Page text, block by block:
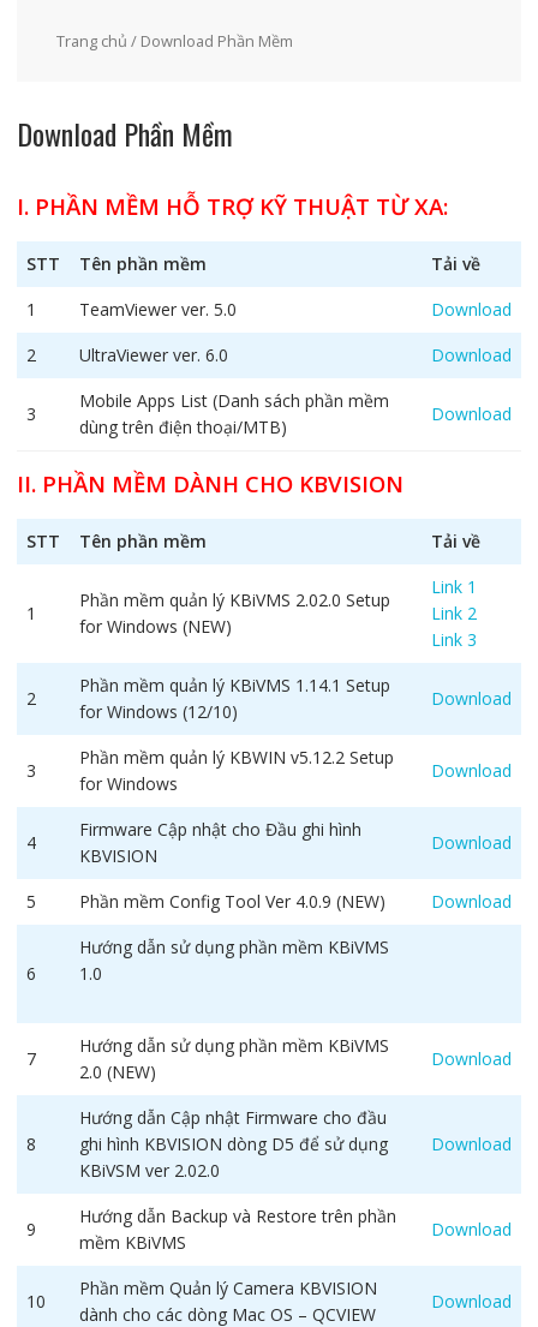
Trang chủ / Download Phần Mềm
Download Phần Mềm
I. PHẦN MỀM HỖ TRỢ KỸ THUẬT TỪ XA:
STT Tên phần mềm
Tải về
1
TeamViewer ver. 5.0
Download
2
UltraViewer ver. 6.0 Download
3
Mobile Apps List (Danh sách phần mềm
dùng trên điện thoại/MTB)
Download
II. PHẦN MỀM DÀNH CHO KBVISION
STT Tên phần mềm Tải về
1
Phần mềm quản lý KBiVMS 2.02.0 Setup
for Windows (NEW)
Link 1
Link 2
Link 3
2
Phần mềm quản lý KBiVMS 1.14.1 Setup
for Windows (12/10)
Download
3
Phần mềm quản lý KBWIN v5.12.2 Setup
for Windows
Download
4
Firmware Cập nhật cho Đầu ghi hình
KBVISION
Download
5 Phần mềm Config Tool Ver 4.0.9 (NEW) Download
6
Hướng dẫn sử dụng phần mềm KBiVMS
1.0
7
Hướng dẫn sử dụng phần mềm KBiVMS
2.0 (NEW)
Download
8
Hướng dẫn Cập nhật Firmware cho đầu
ghi hình KBVISION dòng D5 để sử dụng
KBiVSM ver 2.02.0
Download
9
Hướng dẫn Backup và Restore trên phần
mềm KBiVMS
Download
10
Phần mềm Quản lý Camera KBVISION
dành cho các dòng Mac OS – QCVIEW
Download